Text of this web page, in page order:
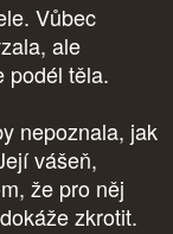
Vůbec
ale
podél těla.
nepoznala, jak
vášeň,
že pro něj
zkrotit.